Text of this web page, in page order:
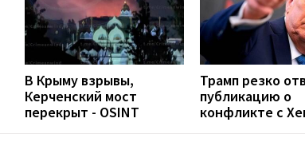
В Крыму взрывы,
Керченский мост
перекрыт - OSINT
Трамп резко
публикацию о
конфликте с